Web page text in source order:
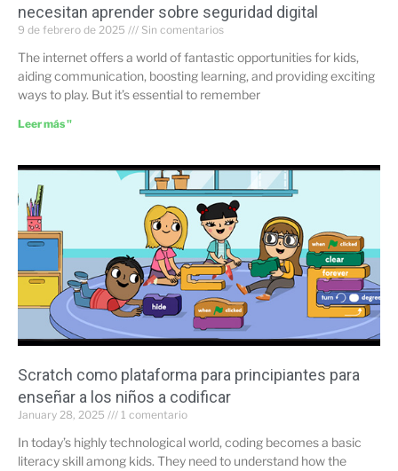
necesitan aprender sobre seguridad digital
9 de febrero de 2025 Sin comentarios
The internet offers a world of fantastic opportunities for kids,
aiding communication, boosting learning, and providing exciting
ways to play. But it’s essential to remember
Leer más "
Scratch como plataforma para principiantes para
enseñar a los niños a codificar
January 28, 2025 1 comentario
In today’s highly technological world, coding becomes a basic
literacy skill among kids. They need to understand how the